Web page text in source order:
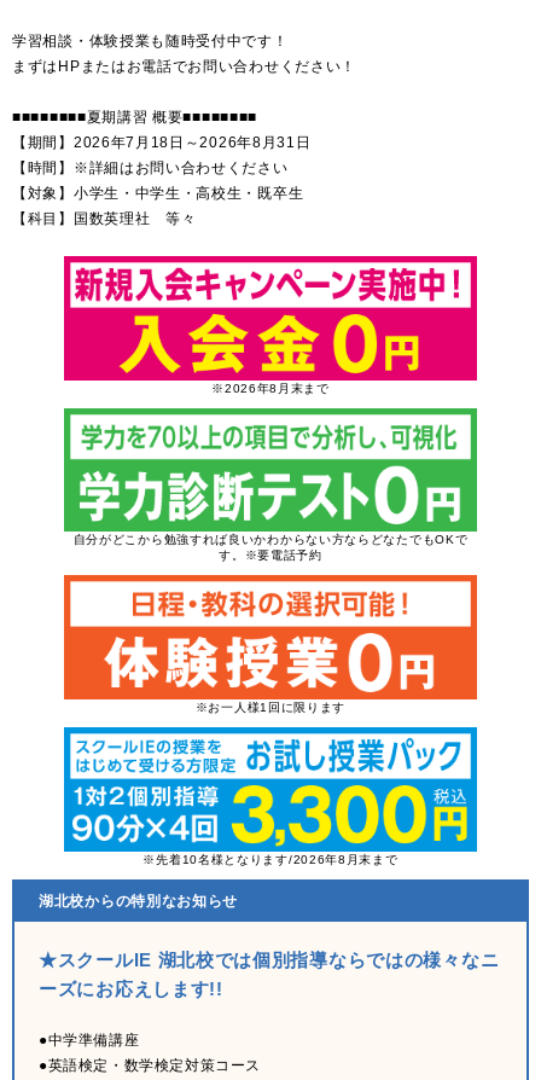
学習相談・体験授業も随時受付中です！
まずはHPまたはお電話でお問い合わせください！
■■■■■■■■夏期講習 概要■■■■■■■■
【期間】2026年7月18日～2026年8月31日
【時間】※詳細はお問い合わせください
【対象】小学生・中学生・高校生・既卒生
【科目】国数英理社 等々
※2026年8月末まで
自分がどこから勉強すれば良いかわからない方ならどなたでもOKで
す。※要電話予約
※お一人様1回に限ります
※先着10名様となります/2026年8月末まで
湖北校からの特別なお知らせ
★スクールIE 湖北校では個別指導ならではの様々なニ
ーズにお応えします!!
●中学準備講座
●英語検定・数学検定対策コース